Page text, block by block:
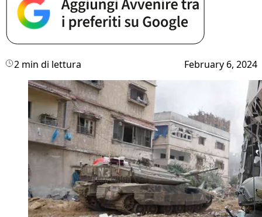
2 min di lettura February 6, 2024